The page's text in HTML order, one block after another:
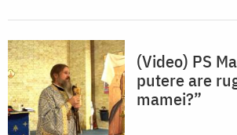
(Video) PS
putere are
mamei?”